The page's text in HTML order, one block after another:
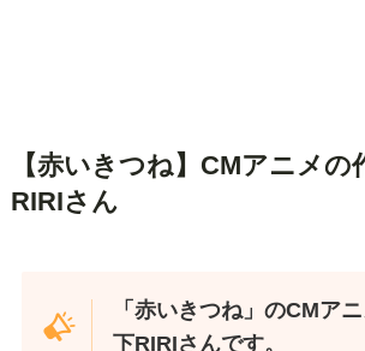
【赤いきつね】CMアニメの
RIRIさん
「赤いきつね」のCMア
下RIRIさんです。